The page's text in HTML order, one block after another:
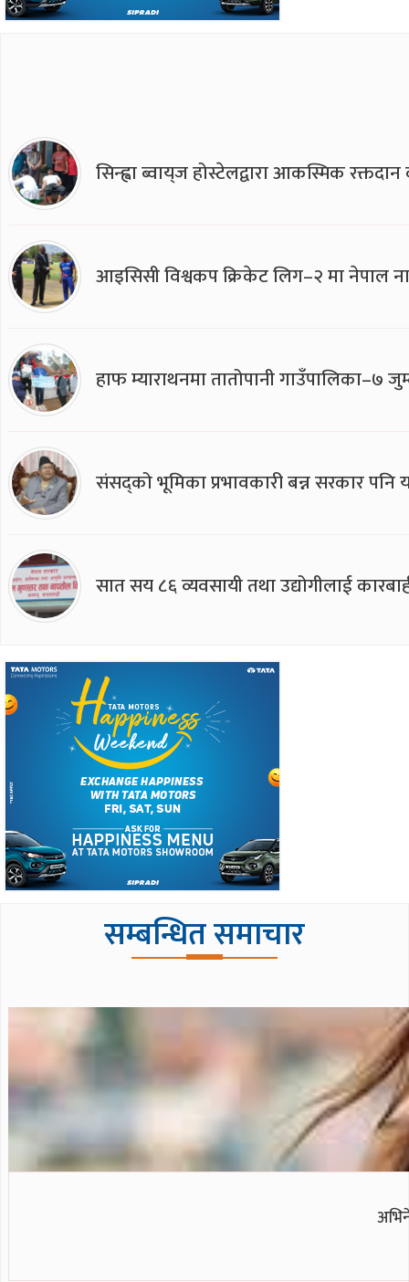
सिन्ह्वा ब्वाय्‌ज होस्टेलद्वारा आकस्मिक
आइसिसी विश्वकप क्रिकेट लिग–२ मा नेपाल
हाफ म्याराथनमा तातोपानी गाउँपालिका–७
संसद्को भूमिका प्रभावकारी बन्न सरकार पनि
सात सय ८६ व्यवसायी तथा उद्योगीलाई
सम्बन्धित समाचार